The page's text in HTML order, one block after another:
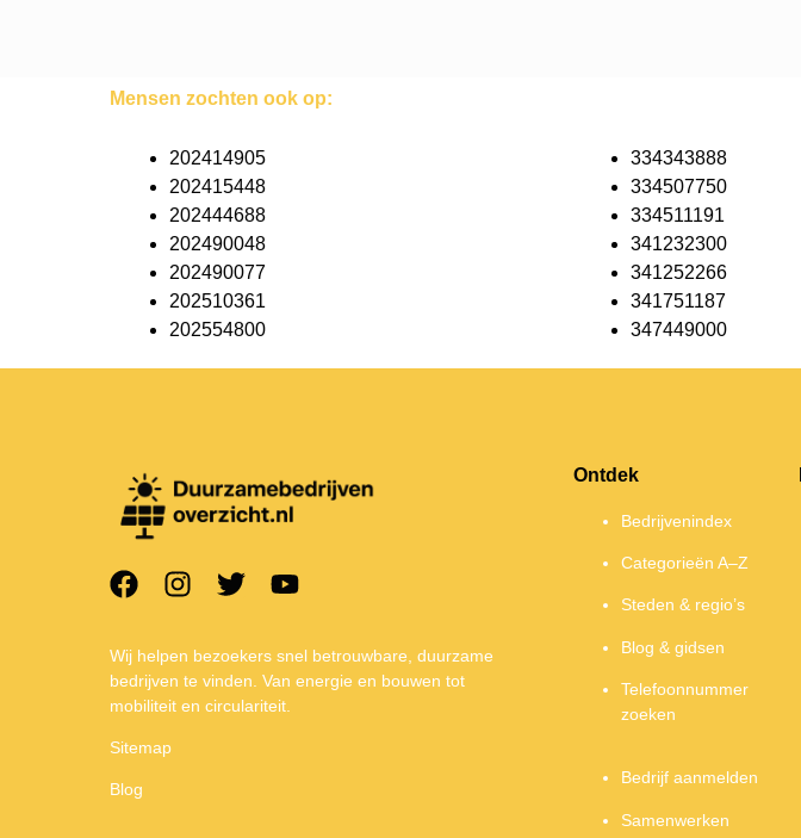
Mensen zochten ook op:
202414905
202415448
202444688
202490048
202490077
202510361
202554800
334343888
334507750
334511191
341232300
341252266
341751187
347449000
Wij helpen bezoekers snel betrouwbare, duurzame
bedrijven te vinden. Van energie en bouwen tot
mobiliteit en circulariteit.
Sitemap
Blog
Ontdek
Bedrijvenindex
Categorieën A–Z
Steden & regio’s
Blog & gidsen
Telefoonnummer
zoeken
Bedrijf aanmelden
Samenwerken